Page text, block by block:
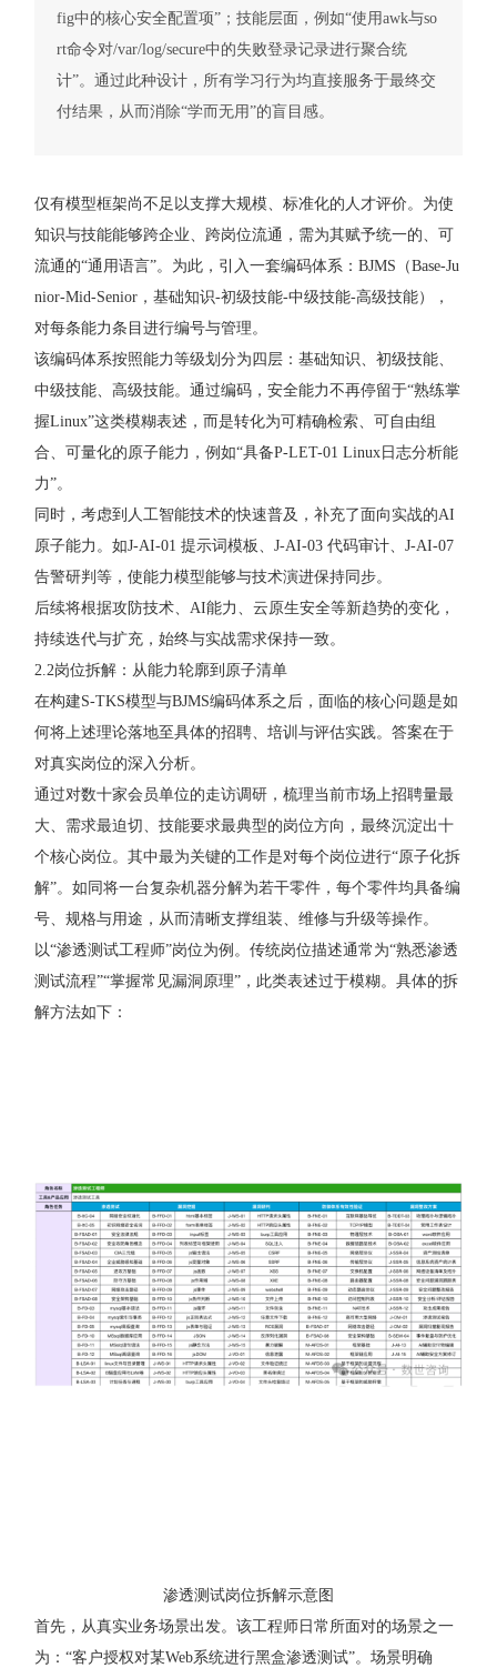
fig中的核心安全配置项”；技能层面，例如“使用awk与so
rt命令对/var/log/secure中的失败登录记录进行聚合统
计”。通过此种设计，所有学习行为均直接服务于最终交
付结果，从而消除“学而无用”的盲目感。
仅有模型框架尚不足以支撑大规模、标准化的人才评价。为使
知识与技能能够跨企业、跨岗位流通，需为其赋予统一的、可
流通的“通用语言”。为此，引入一套编码体系：BJMS（Base-Ju
nior-Mid-Senior，基础知识-初级技能-中级技能-高级技能），
对每条能力条目进行编号与管理。
该编码体系按照能力等级划分为四层：基础知识、初级技能、
中级技能、高级技能。通过编码，安全能力不再停留于“熟练掌
握Linux”这类模糊表述，而是转化为可精确检索、可自由组
合、可量化的原子能力，例如“具备P-LET-01 Linux日志分析能
力”。
同时，考虑到人工智能技术的快速普及，补充了面向实战的AI
原子能力。如J-AI-01 提示词模板、J-AI-03 代码审计、J-AI-07
告警研判等，使能力模型能够与技术演进保持同步。
后续将根据攻防技术、AI能力、云原生安全等新趋势的变化，
持续迭代与扩充，始终与实战需求保持一致。
2.2岗位拆解：从能力轮廓到原子清单
在构建S-TKS模型与BJMS编码体系之后，面临的核心问题是如
何将上述理论落地至具体的招聘、培训与评估实践。答案在于
对真实岗位的深入分析。
通过对数十家会员单位的走访调研，梳理当前市场上招聘量最
大、需求最迫切、技能要求最典型的岗位方向，最终沉淀出十
个核心岗位。其中最为关键的工作是对每个岗位进行“原子化拆
解”。如同将一台复杂机器分解为若干零件，每个零件均具备编
号、规格与用途，从而清晰支撑组装、维修与升级等操作。
以“渗透测试工程师”岗位为例。传统岗位描述通常为“熟悉渗透
测试流程”“掌握常见漏洞原理”，此类表述过于模糊。具体的拆
解方法如下：
渗透测试岗位拆解示意图
首先，从真实业务场景出发。该工程师日常所面对的场景之一
为：“客户授权对某Web系统进行黑盒渗透测试”。场景明确